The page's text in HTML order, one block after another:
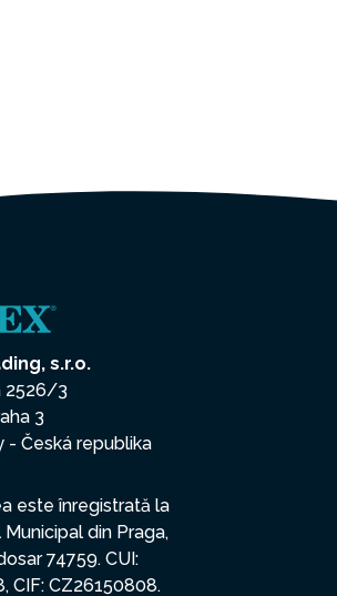
s.r.o.
2526/3
3
- Česká republika
este înregistrată la
Municipal din Praga,
74759. CUI:
CIF: CZ26150808.